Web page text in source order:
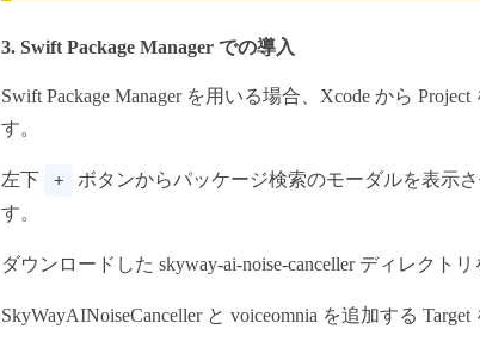
3. Swift Package Manager での導入
Swift Package Manager を用いる場合、Xcode から Project
す。
左下 + ボタンからパッケージ検索のモーダルを表示
す。
ダウンロードした skyway-ai-noise-canceller ディレクト
SkyWayAINoiseCanceller と voiceomnia を追加する